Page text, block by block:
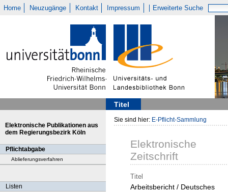
Home Neuzugänge Kontakt Impressum Erweiterte Suche
Titel
Elektronische Publikationen aus
dem Regierungsbezirk Köln
Pflichtabgabe
Ablieferungsverfahren
Listen
Sie sind hier: E-Pflicht-Sammlung
Elektronische
Zeitschrift
Titel
Arbeitsbericht / Deutsches